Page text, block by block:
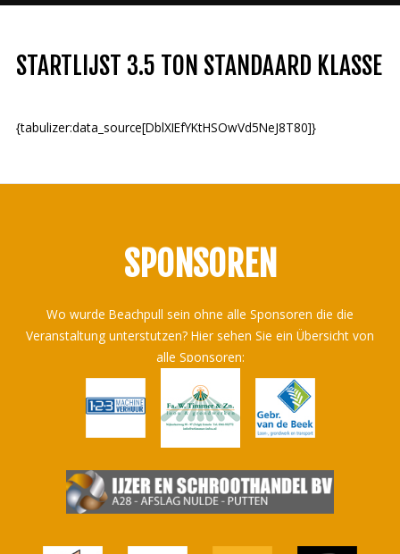
STARTLIJST 3.5 TON STANDAARD KLASSE
{tabulizer:data_source[DblXIEfYKtHSOwVd5NeJ8T80]}
SPONSOREN
Wo wurde Beachpull sein ohne alle Sponsoren die die
Veranstaltung unterstutzen? Hier sehen Sie ein Übersicht von
alle Sponsoren: